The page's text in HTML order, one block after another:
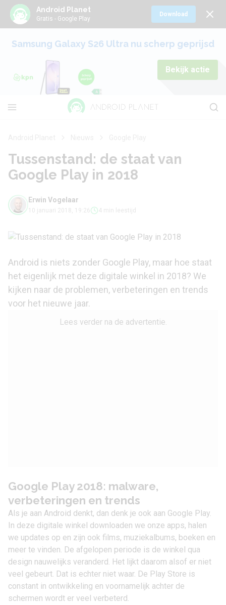
Android Planet
Gratis - Google Play
Download
Samsung Galaxy S26 Ultra nu scherp geprijsd
Bekijk actie
Tussenstand: de staat van
Google Play in 2018
Erwin Vogelaar
10 januari 2018, 19:26 4 min leestijd
Android is niets zonder Google Play, maar hoe staat
het eigenlijk met deze digitale winkel in 2018? We
kijken naar de problemen, verbeteringen en trends
voor het nieuwe jaar.
Lees verder na de advertentie.
Google Play 2018: malware,
verbeteringen en trends
Als je aan Android denkt, dan denk je ook aan Google Play.
In deze digitale winkel downloaden we onze apps, halen
we updates op en zijn ook films, muziekalbums, boeken en
meer te vinden. De afgelopen periode is de winkel qua
design nauwelijks veranderd. Het lijkt daarom alsof er niet
veel gebeurt. Dat is echter niet waar. De Play Store is
constant in ontwikkeling en voornamelijk achter de
schermen wordt er veel verbeterd.